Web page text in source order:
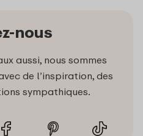
nous
aussi, nous sommes
de l’inspiration, des
sympathiques.